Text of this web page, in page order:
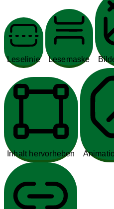
Leselinie Lesemaske
Inhalt hervorheben